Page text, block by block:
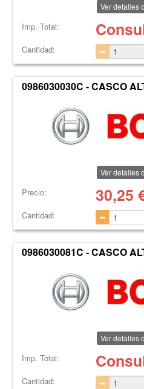
Ver detalles
Imp. Total:
Cantidad:
0986030030C - CASCO
Ver detalles
Precio: 30,25
Cantidad:
0986030081C - CASCO
Ver detalles
Imp. Total:
Cantidad: